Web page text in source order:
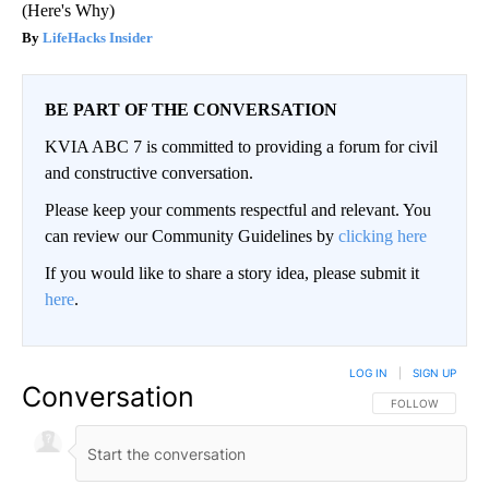
(Here's Why)
LifeHacks Insider
BE PART OF THE CONVERSATION
KVIA ABC 7 is committed to providing a forum for civil
and constructive conversation.
Please keep your comments respectful and relevant. You
can review our Community Guidelines by clicking here
If you would like to share a story idea, please submit it
here.
Conversation FOLLOW THIS
FOLLOW
LOG IN SIGN UP